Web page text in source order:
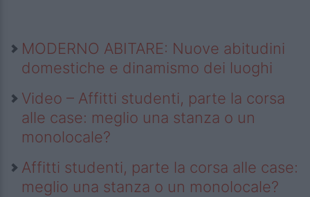
MODERNO ABITARE: Nuove abitudini
domestiche e dinamismo dei luoghi
Video – Affitti studenti, parte la corsa
alle case: meglio una stanza o un
monolocale?
Affitti studenti, parte la corsa alle case:
meglio una stanza o un monolocale?